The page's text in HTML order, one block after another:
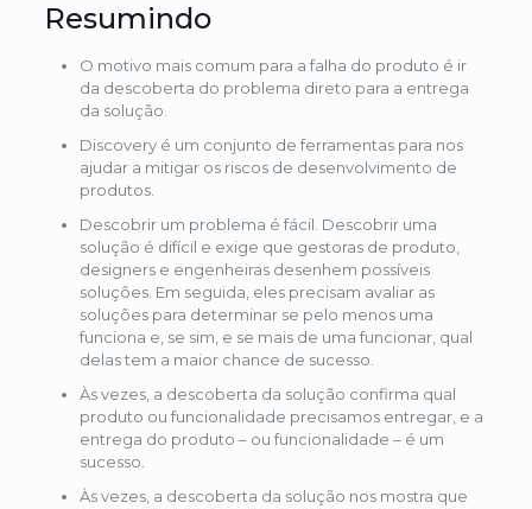
Resumindo
O motivo mais comum para a falha do produto é ir
da descoberta do problema direto para a entrega
da solução.
Discovery é um conjunto de ferramentas para nos
ajudar a mitigar os riscos de desenvolvimento de
produtos.
Descobrir um problema é fácil. Descobrir uma
solução é difícil e exige que gestoras de produto,
designers e engenheiras desenhem possíveis
soluções. Em seguida, eles precisam avaliar as
soluções para determinar se pelo menos uma
funciona e, se sim, e se mais de uma funcionar, qual
delas tem a maior chance de sucesso.
Às vezes, a descoberta da solução confirma qual
produto ou funcionalidade precisamos entregar, e a
entrega do produto – ou funcionalidade – é um
sucesso.
Às vezes, a descoberta da solução nos mostra que